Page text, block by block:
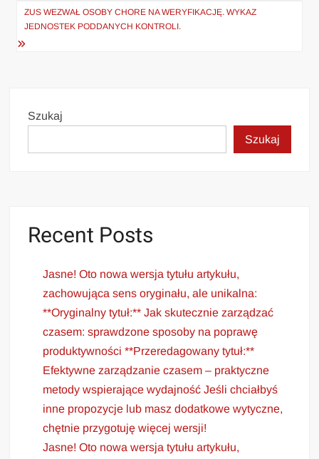
ZUS WEZWAŁ OSOBY CHORE NA WERYFIKACJĘ. WYKAZ
JEDNOSTEK PODDANYCH KONTROLI.
Szukaj
Szukaj
Recent Posts
Jasne! Oto nowa wersja tytułu artykułu,
zachowująca sens oryginału, ale unikalna:
**Oryginalny tytuł:** Jak skutecznie zarządzać
czasem: sprawdzone sposoby na poprawę
produktywności **Przeredagowany tytuł:**
Efektywne zarządzanie czasem – praktyczne
metody wspierające wydajność Jeśli chciałbyś
inne propozycje lub masz dodatkowe wytyczne,
chętnie przygotuję więcej wersji!
Jasne! Oto nowa wersja tytułu artykułu,